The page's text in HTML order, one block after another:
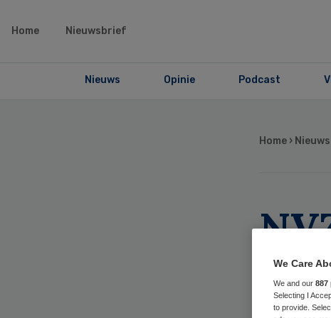
Home Nieuwsbrief
Nieuws Opinie Podcast
Home › Nieuws
We Care
We and our 887
Selecting I
to provide.